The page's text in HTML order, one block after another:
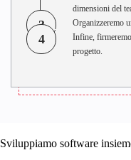
dimensioni del
3 Organizzeremo
4
Infine,
progetto.
Sviluppiamo software